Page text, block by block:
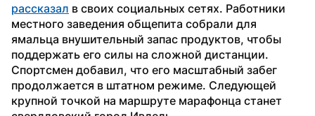
рассказал в своих социальных сетях. Работники
местного заведения общепита собрали для
ямальца внушительный запас продуктов, чтобы
поддержать его силы на сложной дистанции.
Спортсмен добавил, что его масштабный забег
продолжается в штатном режиме. Следующей
крупной точкой на маршруте марафонца станет